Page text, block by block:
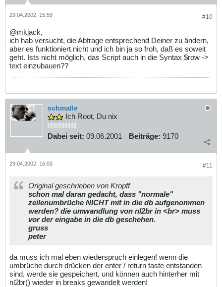
#10
29.04.2002, 15:59
@mkjack,
ich hab versucht, die Abfrage entsprechend Deiner zu ändern,
aber es funktioniert nicht und ich bin ja so froh, daß es soweit
geht. Ists nicht möglich, das Script auch in die Syntax $row ->
text einzubauen??
schmalle
Ich Root, Du nix
Dabei seit: 09.06.2001 Beiträge: 9170
#11
29.04.2002, 16:03
Original geschrieben von Kropff
schon mal daran gedacht, dass "normale"
zeilenumbrüche NICHT mit in die db aufgenommen
werden? die umwandlung von nl2br in <br> muss
vor der eingabe in die db geschehen.
gruss
peter
da muss ich mal eben wiederspruch einlegen! wenn die
umbrüche durch drücken der enter / return taste entstanden
sind, werde sie gespeichert, und können auch hinterher mit
nl2br() wieder in breaks gewandelt werden!